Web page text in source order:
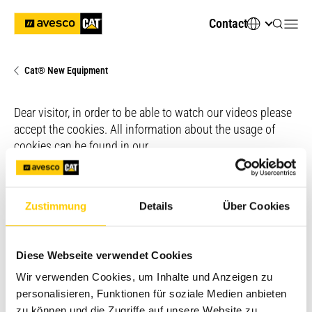
Zustimmung Details Über Cookies
Diese Webseite verwendet Cookies
Wir verwenden Cookies, um Inhalte und Anzeigen zu
personalisieren, Funktionen für soziale Medien anbieten
Contact
Cat® New Equipment
Dear visitor, in order to be able to watch our videos please
accept the cookies. All information about the usage of
cookies can be found in our
Dear visitor, in order to be able to watch our videos please
cookies can be found in our
Change cookie settings